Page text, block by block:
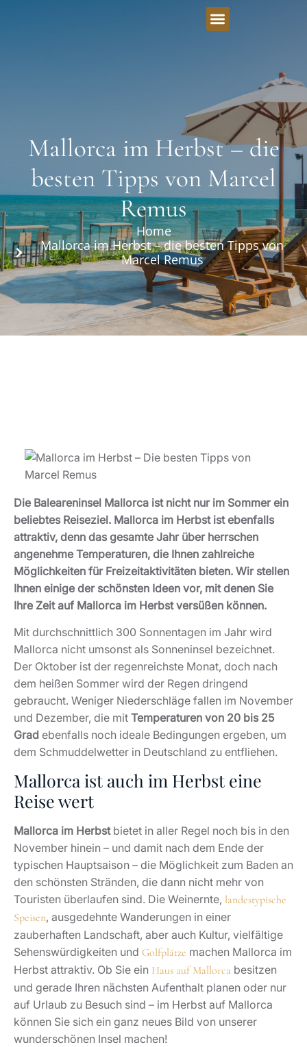
Mallorca im Herbst – die
besten Tipps von Marcel
Remus
Home
Mallorca im Herbst – die besten Tipps von
Marcel Remus
Die Baleareninsel Mallorca ist nicht nur im Sommer ein
beliebtes Reiseziel. Mallorca im Herbst ist ebenfalls
attraktiv, denn das gesamte Jahr über herrschen
angenehme Temperaturen, die Ihnen zahlreiche
Möglichkeiten für Freizeitaktivitäten bieten. Wir stellen
Ihnen einige der schönsten Ideen vor, mit denen Sie
Ihre Zeit auf Mallorca im Herbst versüßen können.
Mit durchschnittlich 300 Sonnentagen im Jahr wird
Mallorca nicht umsonst als Sonneninsel bezeichnet.
Der Oktober ist der regenreichste Monat, doch nach
dem heißen Sommer wird der Regen dringend
gebraucht. Weniger Niederschläge fallen im November
und Dezember, die mit Temperaturen von 20 bis 25
Grad ebenfalls noch ideale Bedingungen ergeben, um
dem Schmuddelwetter in Deutschland zu entfliehen.
Mallorca ist auch im Herbst eine
Reise wert
Mallorca im Herbstbietet in aller Regel noch bis in den
November hinein – und damit nach dem Ende der
typischen Hauptsaison – die Möglichkeit zum Baden an
den schönsten Stränden, die dann nicht mehr von
Touristen überlaufen sind. Die Weinernte, landestypische
Speisen, ausgedehnte Wanderungen in einer
zauberhaften Landschaft, aber auch Kultur, vielfältige
Sehenswürdigkeiten und Golfplätze machen Mallorca im
Herbst attraktiv. Ob Sie ein Haus auf Mallorca besitzen
und gerade Ihren nächsten Aufenthalt planen oder nur
auf Urlaub zu Besuch sind – im Herbst auf Mallorca
können Sie sich ein ganz neues Bild von unserer
wunderschönen Insel machen!